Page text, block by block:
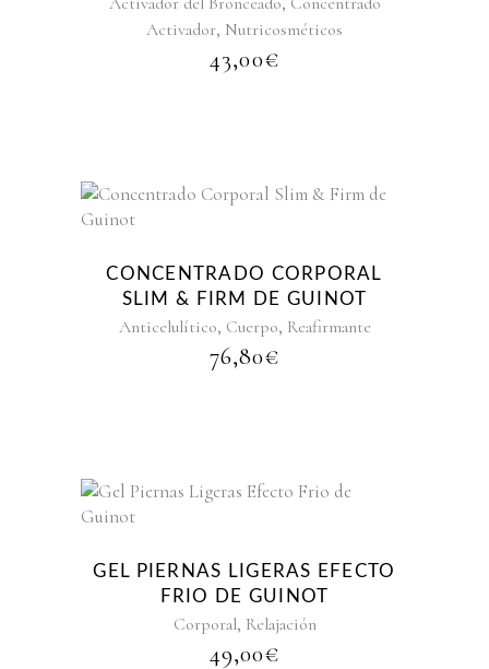
Activador, Nutricosméticos
43,00€
CONCENTRADO CORPORAL
SLIM & FIRM DE GUINOT
Anticelulítico, Cuerpo, Reafirmante
76,80€
GEL PIERNAS LIGERAS EFECTO
FRIO DE GUINOT
Corporal, Relajación
49,00€